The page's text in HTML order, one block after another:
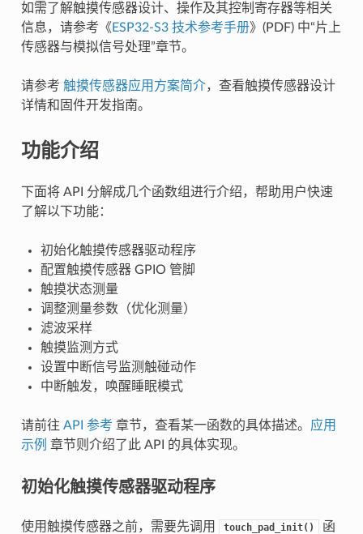
如需了解触摸传感器设计、操作及其控制寄存器等相关
信息，请参考《 ESP32-S3 技术参考手册》(PDF) 中“片上
传感器与模拟信号处理”章节。
请参考 触摸传感器应用方案简介，查看触摸传感器设计
详情和固件开发指南。
功能介绍
下面将 API 分解成几个函数组进行介绍，帮助用户快速
了解以下功能：
初始化触摸传感器驱动程序
配置触摸传感器 GPIO 管脚
触摸状态测量
调整测量参数（优化测量）
滤波采样
触摸监测方式
设置中断信号监测触碰动作
中断触发，唤醒睡眠模式
请前往 API 参考 章节，查看某一函数的具体描述。 应用
示例 章节则介绍了此 API 的具体实现。
初始化触摸传感器驱动程序
使用触摸传感器之前，需要先调用 touch_pad_init()
函